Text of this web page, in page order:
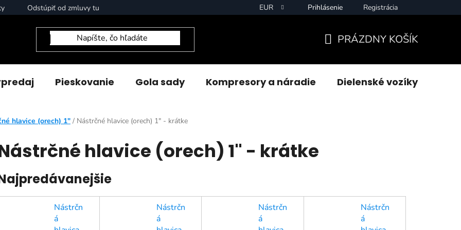
Odstúpiť od zmluvy tu EUR Prihlásenie Registrácia
KOŠÍK
PRÁZDNY KOŠÍK
Pieskovanie Gola sady Kompresory a náradie Dielenské vozíky
hlavice (orech) 1" / Nástrčné hlavice (orech) 1" - krátke
hlavice (orech) 1" - krátke
Nástrčn
á
Nástrčn
á
Nástrčn
á
Nástrčn
á